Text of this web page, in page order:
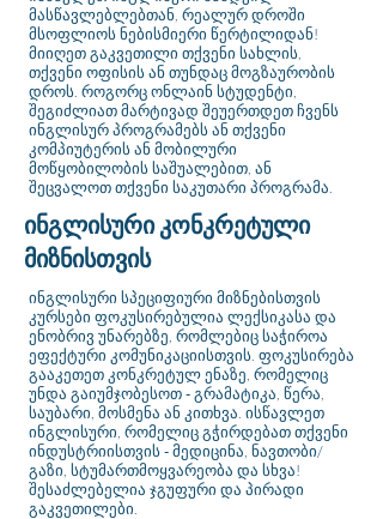
მასწავლებლებთან, რეალურ დროში
მსოფლიოს ნებისმიერი წერტილიდან!
მიიღეთ გაკვეთილი თქვენი სახლის,
თქვენი ოფისის ან თუნდაც მოგზაურობის
დროს. როგორც ონლაინ სტუდენტი,
შეგიძლიათ მარტივად შეუერთდეთ ჩვენს
ინგლისურ პროგრამებს ან თქვენი
კომპიუტერის ან მობილური
მოწყობილობის საშუალებით, ან
შეცვალოთ თქვენი საკუთარი პროგრამა.
ინგლისური კონკრეტული
მიზნისთვის
ინგლისური სპეციფიური მიზნებისთვის
კურსები ფოკუსირებულია ლექსიკასა და
ენობრივ უნარებზე, რომლებიც საჭიროა
ეფექტური კომუნიკაციისთვის. ფოკუსირება
გააკეთეთ კონკრეტულ ენაზე, რომელიც
უნდა გაიუმჯობესოთ - გრამატიკა, წერა,
საუბარი, მოსმენა ან კითხვა. ისწავლეთ
ინგლისური, რომელიც გჭირდებათ თქვენი
ინდუსტრიისთვის - მედიცინა, ნავთობი/
გაზი, სტუმართმოყვარეობა და სხვა!
შესაძლებელია ჯგუფური და პირადი
გაკვეთილები.